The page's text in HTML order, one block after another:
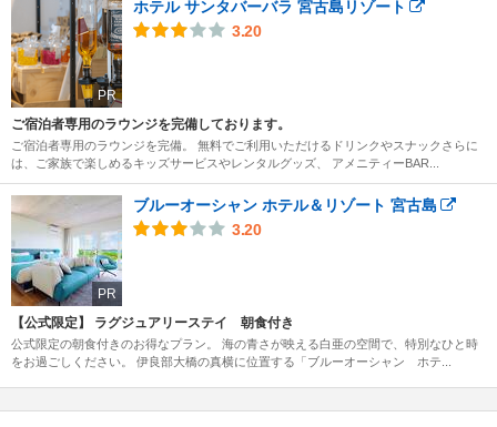
PR
ホテル サンタバーバラ 宮古島リゾート
3.20
ご宿泊者専用のラウンジを完備しております。
ご宿泊者専用のラウンジを完備。 無料でご利用いただけるドリンクやスナックさらに
は、ご家族で楽しめるキッズサービスやレンタルグッズ、 アメニティーBAR...
PR
ブルーオーシャン ホテル＆リゾート 宮古島
3.20
【公式限定】 ラグジュアリーステイ 朝食付き
公式限定の朝食付きのお得なプラン。 海の青さが映える白亜の空間で、特別なひと時
をお過ごしください。 伊良部大橋の真横に位置する「ブルーオーシャン ホテ...